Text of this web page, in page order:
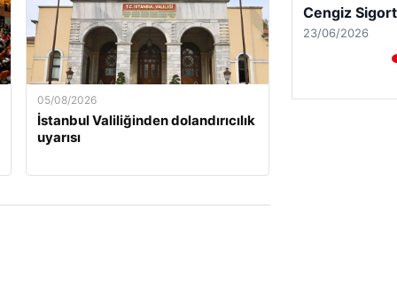
05/08/2026
İstanbul Valiliğinden dolandırıcılık
uyarısı
Hastaş Beton
26/05/2026